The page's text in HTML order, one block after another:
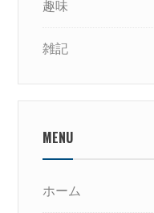
趣味
雑記
MENU
ホーム